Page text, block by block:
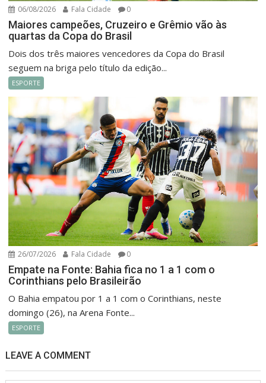
06/08/2026 Fala Cidade 0
Maiores campeões, Cruzeiro e Grêmio vão às
quartas da Copa do Brasil
Dois dos três maiores vencedores da Copa do Brasil
seguem na briga pelo título da edição...
ESPORTE
26/07/2026 Fala Cidade 0
Empate na Fonte: Bahia fica no 1 a 1 com o
Corinthians pelo Brasileirão
O Bahia empatou por 1 a 1 com o Corinthians, neste
domingo (26), na Arena Fonte...
ESPORTE
LEAVE A COMMENT